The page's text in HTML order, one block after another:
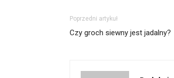
Poprzedni artykuł
Czy groch siewny jest jadalny?